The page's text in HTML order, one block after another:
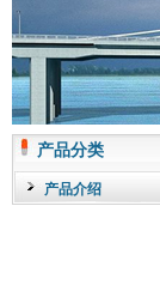
产品分类
产品介绍